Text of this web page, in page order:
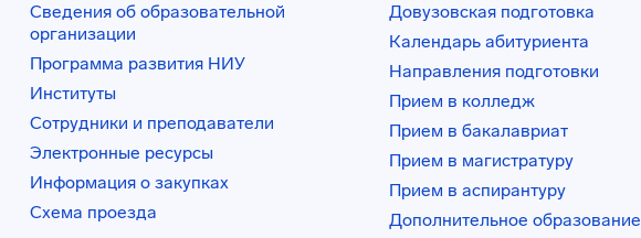
Сведения об образовательной
организации
Программа развития НИУ
Институты
Сотрудники и преподаватели
Электронные ресурсы
Информация о закупках
Схема проезда
Довузовская подготовка
Календарь абитуриента
Направления подготовки
Прием в колледж
Прием в бакалавриат
Прием в магистратуру
Прием в аспирантуру
Дополнительное образование